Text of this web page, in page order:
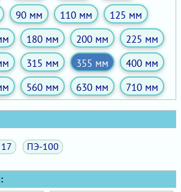
90 мм 110 мм
125 мм
180 мм 200 мм
225 мм
315 мм 355 мм
400 мм
560 мм 630 мм 710 мм
ПЭ-100